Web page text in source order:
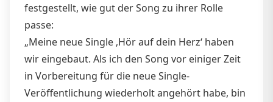
festgestellt, wie gut der Song zu ihrer Rolle
passe:
„Meine neue Single ‚Hör auf dein Herz‘ haben
wir eingebaut. Als ich den Song vor einiger Zeit
in Vorbereitung für die neue Single-
Veröffentlichung wiederholt angehört habe, bin